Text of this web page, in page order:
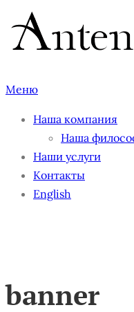
Перейти
содержимому
Меню
Наша компания
Наша
Наши услуги
Контакты
English
banner